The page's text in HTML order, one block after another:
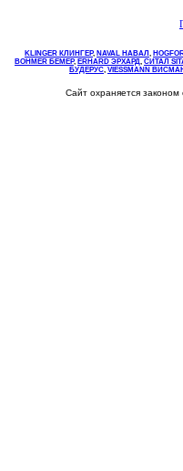
KLINGER КЛИНГЕР, NAVAL НАВАЛ ,
BOHMER БЕМЕР, ERHARD ЭРХАРД, СИТАЛ
БУДЕРУС, VIESSMANN ВИСМАН
Сайт охраняется